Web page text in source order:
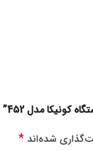
کونیکا مدل 452”
شده‌اند*